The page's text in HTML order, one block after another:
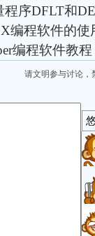
序DFLT和
编程软件的使
编程软件教程
请文明参与讨论，